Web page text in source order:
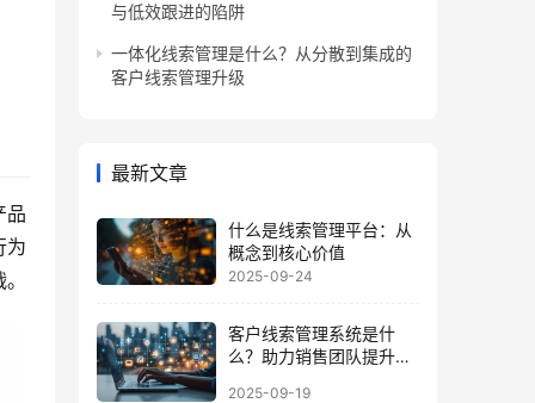
品
为
与低效跟进的陷阱
一体化线索管理是什么？从分散到集成的
客户线索管理升级
最新文章
什么是线索管理平台：从
概念到核心价值
2025-09-24
客户线索管理系统是什
么？助力销售团队提升成
2025-09-19